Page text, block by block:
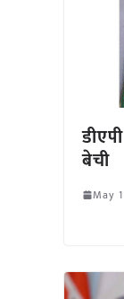
बेची
May